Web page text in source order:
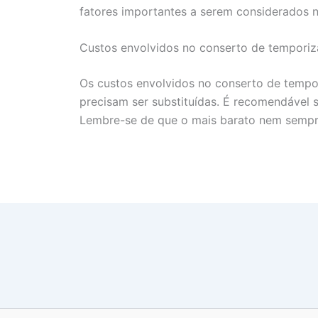
fatores importantes a serem considerados
Custos envolvidos no conserto de
Os custos envolvidos no conserto de
precisam ser substituídas. É
Lembre-se de que o mais barato nem